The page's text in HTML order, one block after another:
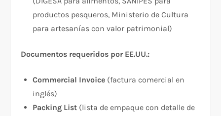
productos pesqueros, Ministerio de Cultura
para artesanías con valor patrimonial)
Documentos requeridos por EE.UU.:
Commercial Invoice (factura comercial en
inglés)
Packing List (lista de empaque con detalle de